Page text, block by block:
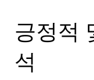
긍정적
석